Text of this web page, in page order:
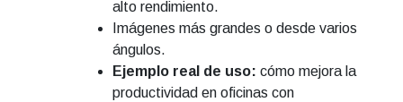
alto rendimiento.
Imágenes más grandes o desde varios
ángulos.
Ejemplo real de uso: cómo mejora la
productividad en oficinas con